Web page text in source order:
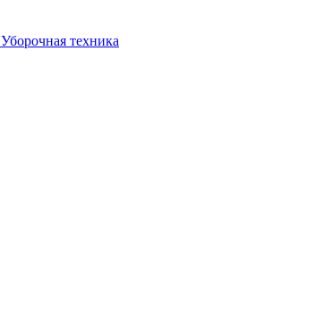
Уборочная техника